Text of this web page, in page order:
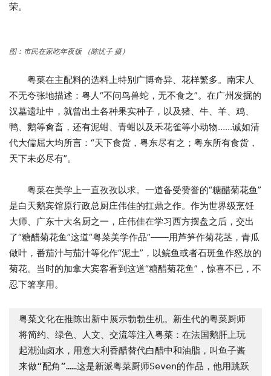
荣。
图：市民在家吃年夜饭 （陈忧子 摄）
粤菜在主配料的选料上特别广博奇异、花样繁多。南宋人
不无夸张地描述：粤人“不问鸟兽蛇，无不食之”。在广州发掘的
汉墓遗址中，就曾出土各种果实种子，以及猪、牛、羊、鸡、
鸭、鹅等禽畜，还有泥蚶、青蚶以及禾花雀等小动物……诚如清
代大儒屈大均所言：“天下食货，粤东尽有之；粤东所有食货，
天下未必尽有”。
粤菜在美学上一直孜孜以求。一道备受赞誉的“糖醋菊花鱼”
是白天鹅宾馆原行政总厨庄伟佳的扛鼎之作。作为世界级烹饪
大师、广东十大名厨之一，庄伟佳在学习西方摆盘之后，交出
了“糖醋菊花鱼”这道“粤菜美学作品”——用芦笋作菊花茎，青瓜
做叶，番茄汁与茄汁等化作“泥土”，以鲩鱼或者石斑鱼作怒放的
菊花。当时的加拿大宾客看到这道“糖醋菊花鱼”，惊喜不已，不
忍下箸享用。
粤菜文化在推陈出新中展示勃勃生机。新生代的粤菜厨师
将简约、绿色、人文、交流等注入粤菜：在法国鹅肝上玩
起潮汕卤水，用意大利香醋替代白醋中和油脂，叫鱼子酱
来做“配角”……这是新派粤菜厨师Seven的作品，他用跳跃